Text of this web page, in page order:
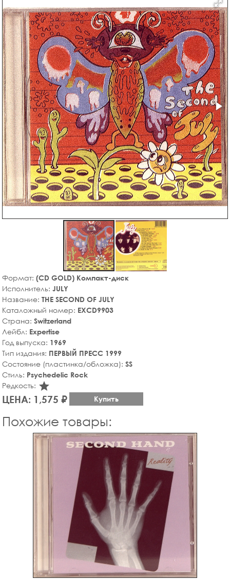
Формат: (CD GOLD) Компакт-диск
Исполнитель: JULY
Название: THE SECOND OF JULY
Каталожный номер: EXCD9903
Страна: Switzerland
Лейбл: Expertise
Год выпуска: 1969
Тип издания: ПЕРВЫЙ ПРЕСС 1999
Состояние (пластинка/обложка): SS
Стиль: Psychedelic Rock
Редкость: star_rate
ЦЕНА: 1,575 ₽ Купить
Похожие товары: